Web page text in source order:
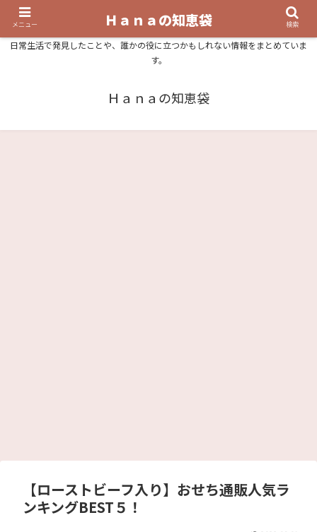
日常生活で発見したことや、誰かの役に立つかもしれない情報をまとめていま
す。
Ｈａｎａの知恵袋
【ローストビーフ入り】おせち通販人気ラ
ンキングBEST５！
メニュー Ｈａｎａの知恵袋 検索